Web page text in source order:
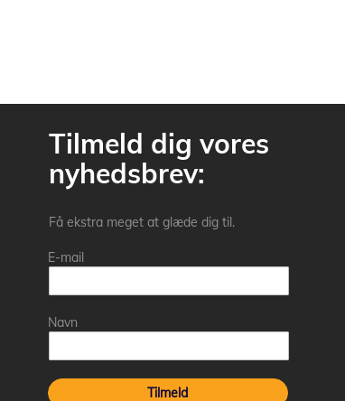
Tilmeld dig vores
nyhedsbrev:
Få ekstra meget at glæde dig til.
E-mail
Navn
Tilmeld